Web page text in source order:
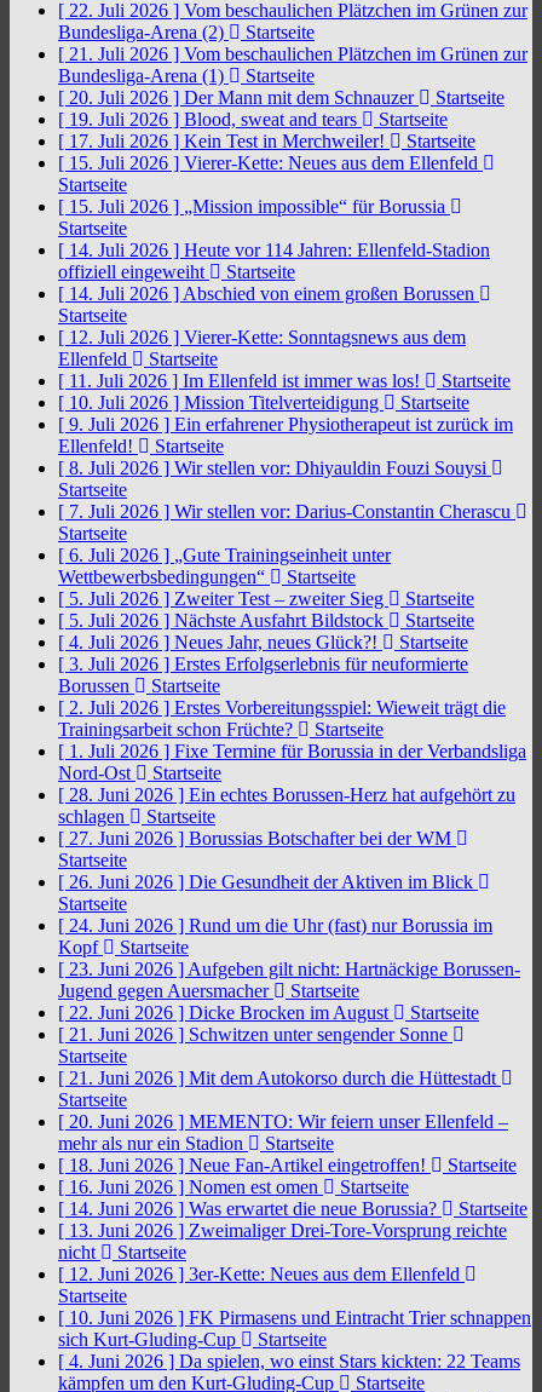
[ 22. Juli 2026 ] Vom beschaulichen Plätzchen im Grünen zur
Bundesliga-Arena (2)
Startseite
[ 21. Juli 2026 ] Vom beschaulichen Plätzchen im Grünen zur
Bundesliga-Arena (1)
Startseite
[ 20. Juli 2026 ] Der Mann mit dem Schnauzer
Startseite
[ 19. Juli 2026 ] Blood, sweat and tears
Startseite
[ 17. Juli 2026 ] Kein Test in Merchweiler!
Startseite
[ 15. Juli 2026 ] Vierer-Kette: Neues aus dem Ellenfeld
Startseite
[ 15. Juli 2026 ] „Mission impossible“ für Borussia
Startseite
[ 14. Juli 2026 ] Heute vor 114 Jahren: Ellenfeld-Stadion
offiziell eingeweiht
Startseite
[ 14. Juli 2026 ] Abschied von einem großen Borussen
Startseite
[ 12. Juli 2026 ] Vierer-Kette: Sonntagsnews aus dem
Ellenfeld
Startseite
[ 11. Juli 2026 ] Im Ellenfeld ist immer was los!
Startseite
[ 10. Juli 2026 ] Mission Titelverteidigung
Startseite
[ 9. Juli 2026 ] Ein erfahrener Physiotherapeut ist zurück im
Ellenfeld!
Startseite
[ 8. Juli 2026 ] Wir stellen vor: Dhiyauldin Fouzi Souysi
Startseite
[ 7. Juli 2026 ] Wir stellen vor: Darius-Constantin Cherascu
Startseite
[ 6. Juli 2026 ] „Gute Trainingseinheit unter
Wettbewerbsbedingungen“
Startseite
[ 5. Juli 2026 ] Zweiter Test – zweiter Sieg
Startseite
[ 5. Juli 2026 ] Nächste Ausfahrt Bildstock
Startseite
[ 4. Juli 2026 ] Neues Jahr, neues Glück?!
Startseite
[ 3. Juli 2026 ] Erstes Erfolgserlebnis für neuformierte
Borussen
Startseite
[ 2. Juli 2026 ] Erstes Vorbereitungsspiel: Wieweit trägt die
Trainingsarbeit schon Früchte?
Startseite
[ 1. Juli 2026 ] Fixe Termine für Borussia in der Verbandsliga
Nord-Ost
Startseite
[ 28. Juni 2026 ] Ein echtes Borussen-Herz hat aufgehört zu
schlagen
Startseite
[ 27. Juni 2026 ] Borussias Botschafter bei der WM
Startseite
[ 26. Juni 2026 ] Die Gesundheit der Aktiven im Blick
Startseite
[ 24. Juni 2026 ] Rund um die Uhr (fast) nur Borussia im
Kopf
Startseite
[ 23. Juni 2026 ] Aufgeben gilt nicht: Hartnäckige Borussen-
Jugend gegen Auersmacher
Startseite
[ 22. Juni 2026 ] Dicke Brocken im August
Startseite
[ 21. Juni 2026 ] Schwitzen unter sengender Sonne
Startseite
[ 21. Juni 2026 ] Mit dem Autokorso durch die Hüttestadt
Startseite
[ 20. Juni 2026 ] MEMENTO: Wir feiern unser Ellenfeld –
mehr als nur ein Stadion
Startseite
[ 18. Juni 2026 ] Neue Fan-Artikel eingetroffen!
Startseite
[ 16. Juni 2026 ] Nomen est omen
Startseite
[ 14. Juni 2026 ] Was erwartet die neue Borussia?
Startseite
[ 13. Juni 2026 ] Zweimaliger Drei-Tore-Vorsprung reichte
nicht
Startseite
[ 12. Juni 2026 ] 3er-Kette: Neues aus dem Ellenfeld
Startseite
[ 10. Juni 2026 ] FK Pirmasens und Eintracht Trier schnappen
sich Kurt-Gluding-Cup
Startseite
[ 4. Juni 2026 ] Da spielen, wo einst Stars kickten: 22 Teams
kämpfen um den Kurt-Gluding-Cup
Startseite